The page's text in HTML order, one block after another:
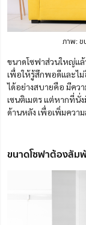
ภาพ: ข
ขนาดโซฟาส่วนใหญ่แ
เพื่อให้รู้สึกพอดีและไ
ได้อย่างสบายคือ มีคว
เซนติเมตร แต่หากที่นั่
ด้านหลัง เพื่อเพิ่มควา
ขนาดโซฟาต้องสัม